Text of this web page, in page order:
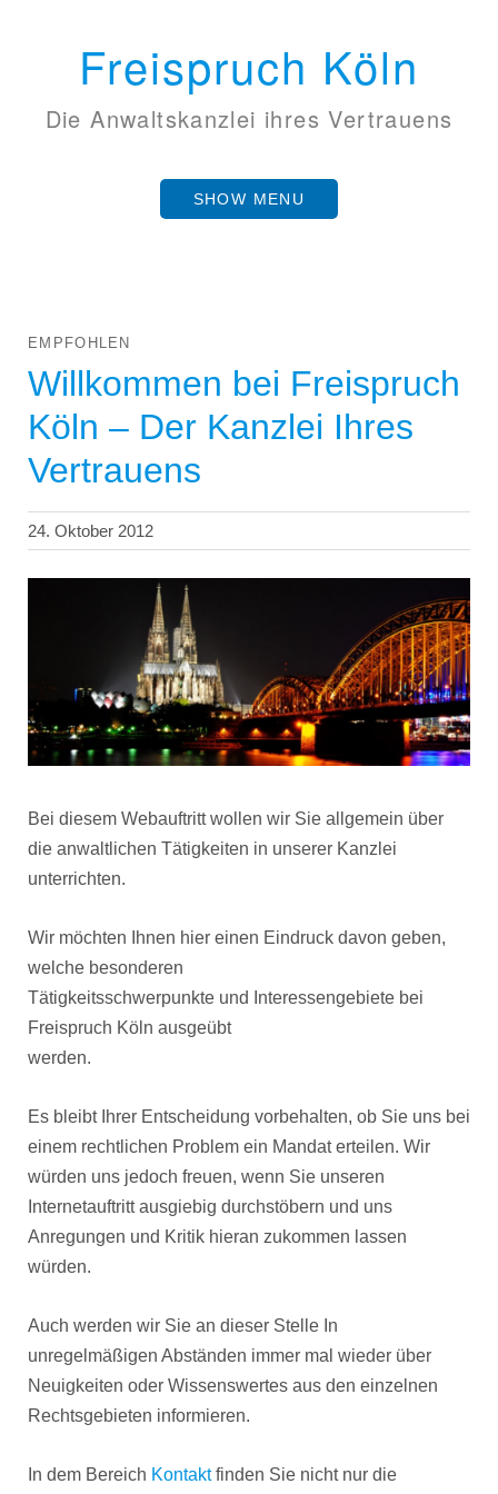
Freispruch Köln
Die Anwaltskanzlei ihres Vertrauens
SHOW MENU
EMPFOHLEN
Willkommen bei Freispruch
Köln – Der Kanzlei Ihres
Vertrauens
24. Oktober 2012
Bei diesem Webauftritt wollen wir Sie allgemein über
die anwaltlichen Tätigkeiten in unserer Kanzlei
unterrichten.
Wir möchten Ihnen hier einen Eindruck davon geben,
welche besonderen
Tätigkeitsschwerpunkte und Interessengebiete bei
Freispruch Köln ausgeübt
werden.
Es bleibt Ihrer Entscheidung vorbehalten, ob Sie uns bei
einem rechtlichen Problem ein Mandat erteilen. Wir
würden uns jedoch freuen, wenn Sie unseren
Internetauftritt ausgiebig durchstöbern und uns
Anregungen und Kritik hieran zukommen lassen
würden.
Auch werden wir Sie an dieser Stelle In
unregelmäßigen Abständen immer mal wieder über
Neuigkeiten oder Wissenswertes aus den einzelnen
Rechtsgebieten informieren.
In dem Bereich Kontaktfinden Sie nicht nur die